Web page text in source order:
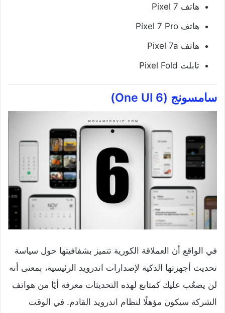
هاتف Pixel 7
هاتف Pixel 7 Pro
هاتف Pixel 7a
تابلت Pixel Fold
سامسونج (One UI 6)
في الواقع أن العملاقة الكورية تتميز بشفافيتها حول سياسة
تحديث أجهزتها الذكية لإصدارات اندرويد الرئيسية، بمعنى أنه
لن يصعُب عليك كمتابع لهذه التحديثات معرفة أيًا من هواتف
الشركة سيكون مؤهلًا لنظام اندرويد القادم. في الوقت